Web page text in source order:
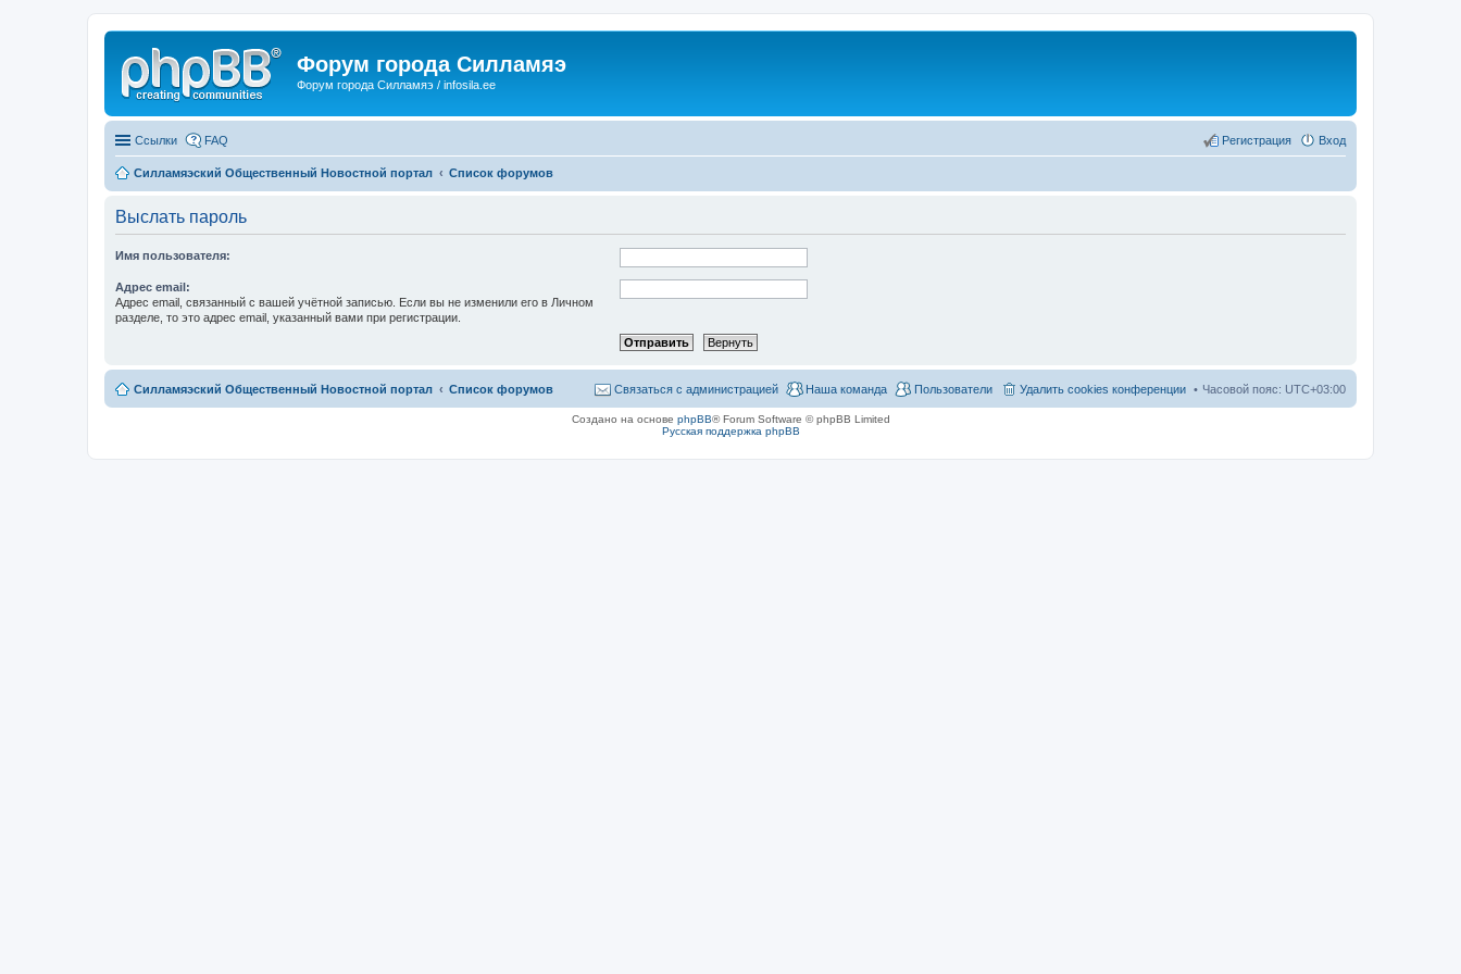
Форум города Силламяэ
Форум города Силламяэ / infosila.ee
Ссылки FAQ Вход
Регистрация
Силламяэский Общественный Новостной портал Список форумов
Выслать пароль
Имя пользователя:
Адрес email:
Адрес email, связанный с вашей учётной записью. Если вы не изменили его в Личном
разделе, то это адрес email, указанный вами при регистрации.
Силламяэский Общественный Новостной портал Список форумов Часовой пояс: UTC+03:00
Удалить cookies конференции
Пользователи
Наша команда
Связаться с администрацией
Создано на основе phpBB® Forum Software © phpBB Limited
Русская поддержка phpBB